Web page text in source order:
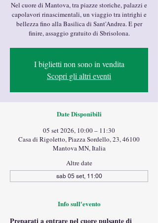
Nel cuore di Mantova, tra piazze storiche, palazzi e
capolavori rinascimentali, un viaggio tra intrighi e
bellezza fino alla Basilica di Sant'Andrea. E per
finire, assaggio gratuito di Sbrisolona.
I biglietti non sono in vendita
Scopri gli altri eventi
Date Disponibili
05 set 2026, 10:00 – 11:30
Casa di Rigoletto, Piazza Sordello, 23, 46100
Mantova MN, Italia
Altre date
sab 05 set, 11:00
Info sull'evento
Preparati a entrare nel cuore pulsante di